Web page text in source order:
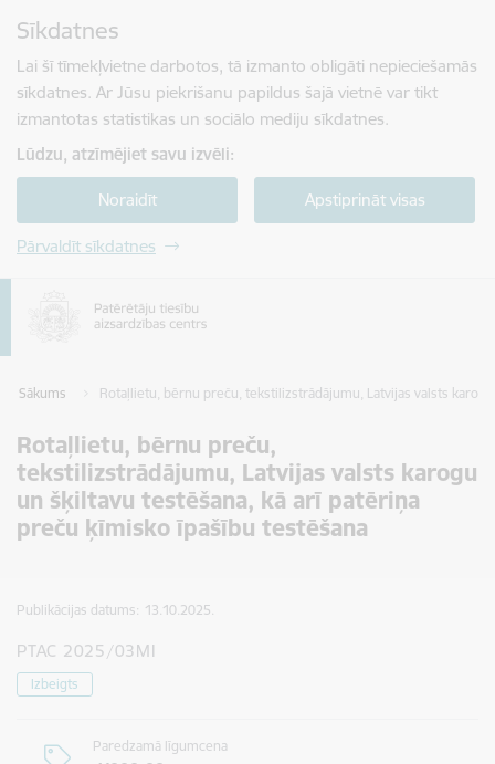
Sīkdatnes
Lai šī tīmekļvietne darbotos, tā izmanto obligāti nepieciešamās
sīkdatnes. Ar Jūsu piekrišanu papildus šajā vietnē var tikt
izmantotas statistikas un sociālo mediju sīkdatnes.
Lūdzu, atzīmējiet savu izvēli:
Noraidīt Apstiprināt visas
Pārvaldīt sīkdatnes
Sākums Rotaļlietu, bērnu preču, tekstilizstrādājumu, Latvijas valsts
Rotaļlietu, bērnu preču,
tekstilizstrādājumu, Latvijas valsts karogu
un šķiltavu testēšana, kā arī patēriņa
preču ķīmisko īpašību testēšana
Publikācijas datums: 13.10.2025.
PTAC 2025/03MI
Izbeigts
Paredzamā līgumcena